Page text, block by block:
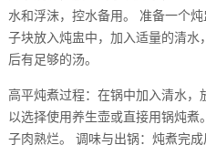
水和浮沫，控水备用。 准备一个
子块放入炖盅中，加入适量的清
后有足够的汤。
高平炖煮过程：在锅中加入清水
以选择使用养生壶或直接用锅炖
子肉熟烂。 调味与出锅：炖煮完